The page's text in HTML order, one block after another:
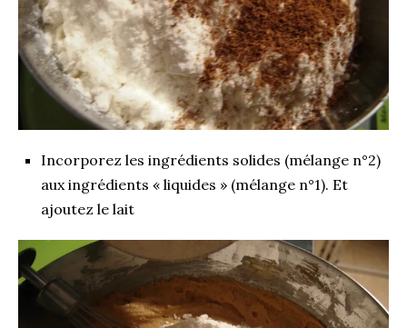
Incorporez les ingrédients solides (mélange n°2)
aux ingrédients « liquides » (mélange n°1). Et
ajoutez le lait